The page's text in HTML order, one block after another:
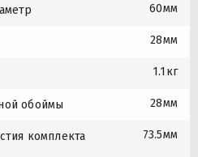
60мм
28мм
1.1кг
обоймы 28мм
комплекта
73.5мм